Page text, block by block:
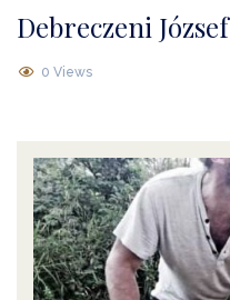
Debreczeni József
0 Views